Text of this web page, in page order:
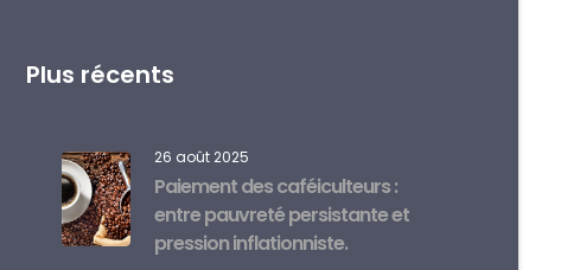
Plus récents
26 août 2025
Paiement des caféiculteurs :
entre pauvreté persistante et
pression inflationniste.